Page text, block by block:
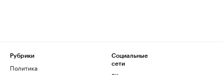
Рубрики
Политика
Социальные
сети